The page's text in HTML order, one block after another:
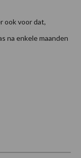
ook voor dat,
na enkele maanden